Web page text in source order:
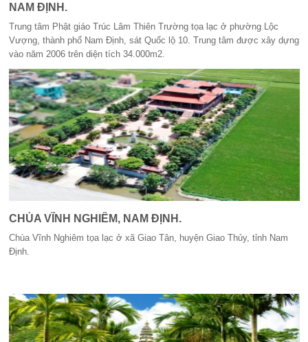
NAM ĐỊNH.
Trung tâm Phật giáo Trúc Lâm Thiên Trường tọa lạc ở phường Lộc
Vượng, thành phố Nam Định, sát Quốc lộ 10. Trung tâm được xây dựng
vào năm 2006 trên diện tích 34.000m2.
CHÙA VĨNH NGHIÊM, NAM ĐỊNH.
Chùa Vĩnh Nghiêm tọa lạc ở xã Giao Tân, huyện Giao Thủy, tỉnh Nam
Định.